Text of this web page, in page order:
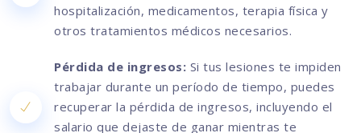
hospitalización, medicamentos, terapia física y
otros tratamientos médicos necesarios.
Pérdida de ingresos: Si tus lesiones te impiden
trabajar durante un período de tiempo, puedes
recuperar la pérdida de ingresos, incluyendo el
salario que dejaste de ganar mientras te